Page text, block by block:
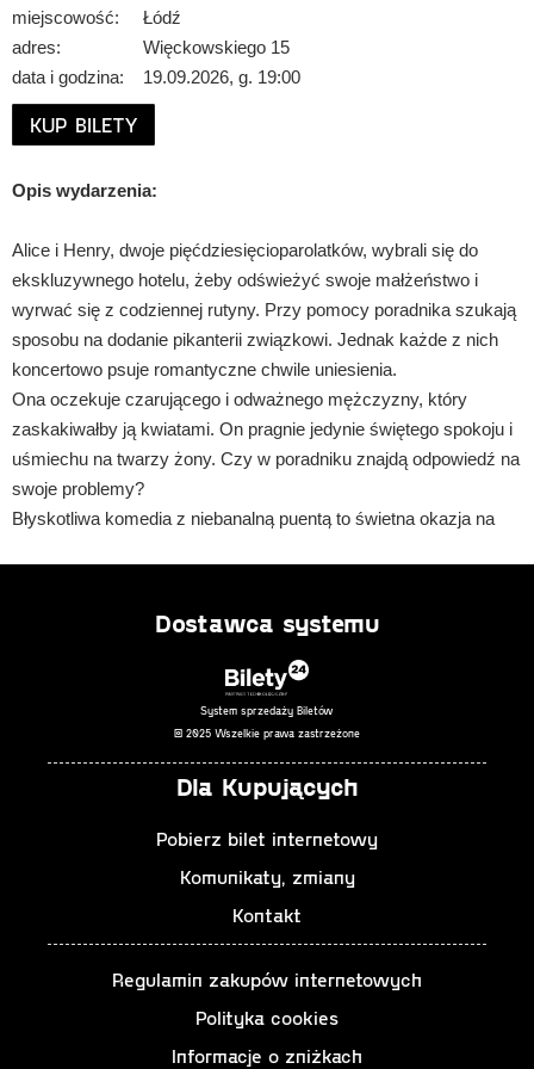
miejscowość:
Łódź
adres:
Więckowskiego 15
data i godzina:
19.09.2026, g. 19:00
KUP BILETY
Opis wydarzenia:
Alice i Henry, dwoje pięćdziesięcioparolatków, wybrali się do
ekskluzywnego hotelu, żeby odświeżyć swoje małżeństwo i
wyrwać się z codziennej rutyny. Przy pomocy poradnika szukają
sposobu na dodanie pikanterii związkowi. Jednak każde z nich
koncertowo psuje romantyczne chwile uniesienia.
Ona oczekuje czarującego i odważnego mężczyzny, który
zaskakiwałby ją kwiatami. On pragnie jedynie świętego spokoju i
uśmiechu na twarzy żony. Czy w poradniku znajdą odpowiedź na
swoje problemy?
Błyskotliwa komedia z niebanalną puentą to świetna okazja na
Autor: Michele Riml
Przekład: Hanna Szczerkowska
Scenografia: Allan Starski
Choreografia: Edyta Wasłowska
Inspicjentka: Hanna Molenda
Premiera: 15 grudnia 2018 roku, Mała Scena
Maria Gładkowska (Alice Lane)
Wojciech Wysocki (Henry Lane)
Dostawca systemu
System sprzedaży Biletów
© 2025 Wszelkie prawa zastrzeżone
Dla Kupujących
Pobierz bilet internetowy
Komunikaty, zmiany
Kontakt
Regulamin zakupów internetowych
Polityka cookies
Informacje o zniżkach